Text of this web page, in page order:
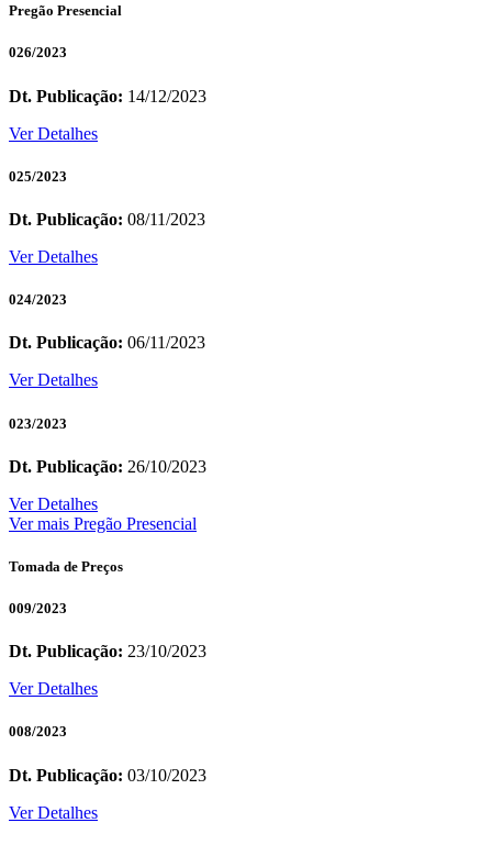
Pregão Presencial
026/2023
Dt. Publicação: 14/12/2023
Ver Detalhes
025/2023
Dt. Publicação: 08/11/2023
Ver Detalhes
024/2023
Dt. Publicação: 06/11/2023
Ver Detalhes
023/2023
Dt. Publicação: 26/10/2023
Ver Detalhes
Ver mais Pregão Presencial
Tomada de Preços
009/2023
Dt. Publicação: 23/10/2023
Ver Detalhes
008/2023
Dt. Publicação: 03/10/2023
Ver Detalhes